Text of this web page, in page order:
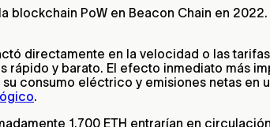
PoW en Beacon Chain en 2022.
directamente en la velocidad o las
rápido y barato. El efecto inmediato más
consumo eléctrico y emisiones netas en
.
1.700 ETH entrarían en